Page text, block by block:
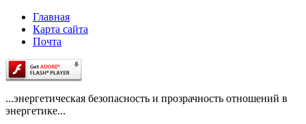
Главная
Карта сайта
Почта
...энергетическая безопасность и прозрачность отношений в
энергетике...